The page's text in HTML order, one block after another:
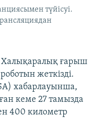
түйісуі.
Халықаралық ғарыш
жеткізді.
хабарлауынша,
кеме 27 тамызда
400 километр